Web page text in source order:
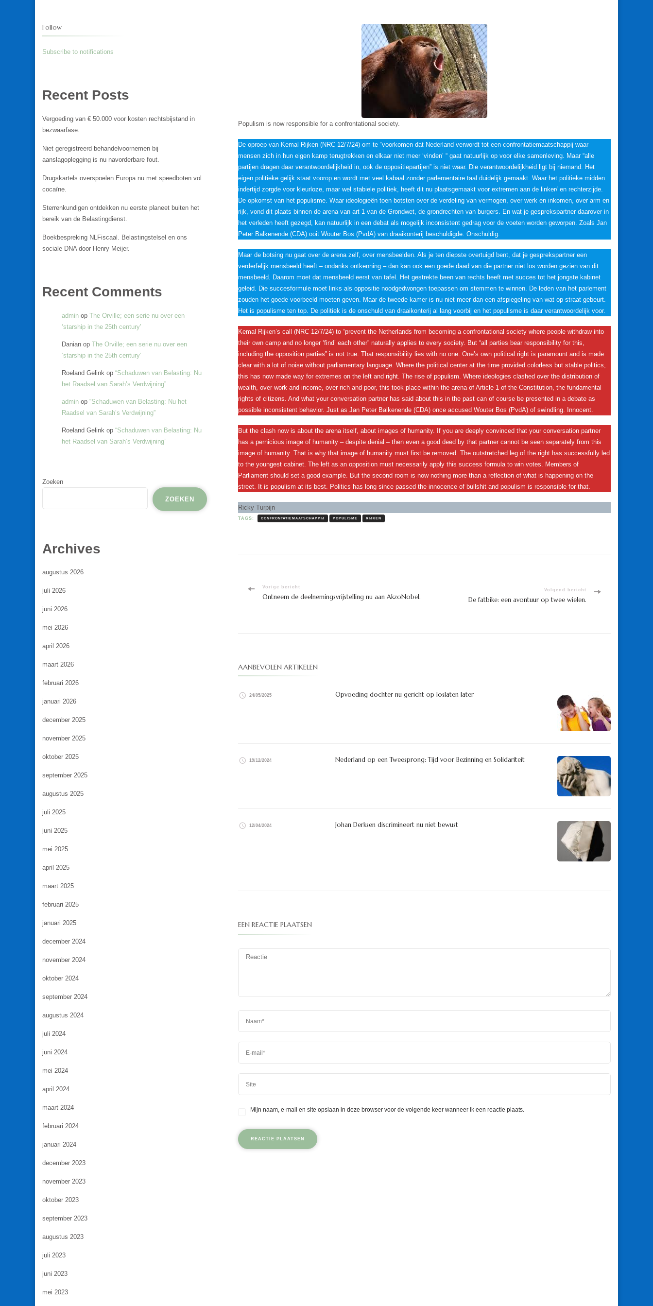
Populism is now responsible for a confrontational society.
De oproep van Kemal Rijken (NRC 12/7/24) om te “voorkomen dat Nederland verwordt tot een confrontatiemaatschappij waar
mensen zich in hun eigen kamp terugtrekken en elkaar niet meer ‘vinden’ “ gaat natuurlijk op voor elke samenleving. Maar “alle
partijen dragen daar verantwoordelijkheid in, ook de oppositiepartijen” is niet waar. Die verantwoordelijkheid ligt bij niemand. Het
eigen politieke gelijk staat voorop en wordt met veel kabaal zonder parlementaire taal duidelijk gemaakt. Waar het politieke midden
indertijd zorgde voor kleurloze, maar wel stabiele politiek, heeft dit nu plaatsgemaakt voor extremen aan de linker/ en rechterzijde.
De opkomst van het populisme. Waar ideologieën toen botsten over de verdeling van vermogen, over werk en inkomen, over arm en
rijk, vond dit plaats binnen de arena van art 1 van de Grondwet, de grondrechten van burgers. En wat je gesprekspartner daarover in
het verleden heeft gezegd, kan natuurlijk in een debat als mogelijk inconsistent gedrag voor de voeten worden geworpen. Zoals Jan
Peter Balkenende (CDA) ooit Wouter Bos (PvdA) van draaikonterij beschuldigde. Onschuldig.
Maar de botsing nu gaat over de arena zelf, over mensbeelden. Als je ten diepste overtuigd bent, dat je gesprekspartner een
verderfelijk mensbeeld heeft – ondanks ontkenning – dan kan ook een goede daad van die partner niet los worden gezien van dit
mensbeeld. Daarom moet dat mensbeeld eerst van tafel. Het gestrekte been van rechts heeft met succes tot het jongste kabinet
geleid. Die succesformule moet links als oppositie noodgedwongen toepassen om stemmen te winnen. De leden van het parlement
zouden het goede voorbeeld moeten geven. Maar de tweede kamer is nu niet meer dan een afspiegeling van wat op straat gebeurt.
Het is populisme ten top. De politiek is de onschuld van draaikonterij al lang voorbij en het populisme is daar verantwoordelijk voor.
Kemal Rijken’s call (NRC 12/7/24) to “prevent the Netherlands from becoming a confrontational society where people withdraw into
their own camp and no longer ‘find’ each other” naturally applies to every society. But “all parties bear responsibility for this,
including the opposition parties” is not true. That responsibility lies with no one. One’s own political right is paramount and is made
clear with a lot of noise without parliamentary language. Where the political center at the time provided colorless but stable politics,
this has now made way for extremes on the left and right. The rise of populism. Where ideologies clashed over the distribution of
wealth, over work and income, over rich and poor, this took place within the arena of Article 1 of the Constitution, the fundamental
rights of citizens. And what your conversation partner has said about this in the past can of course be presented in a debate as
possible inconsistent behavior. Just as Jan Peter Balkenende (CDA) once accused Wouter Bos (PvdA) of swindling. Innocent.
But the clash now is about the arena itself, about images of humanity. If you are deeply convinced that your conversation partner
has a pernicious image of humanity – despite denial – then even a good deed by that partner cannot be seen separately from this
image of humanity. That is why that image of humanity must first be removed. The outstretched leg of the right has successfully led
to the youngest cabinet. The left as an opposition must necessarily apply this success formula to win votes. Members of
Parliament should set a good example. But the second room is now nothing more than a reflection of what is happening on the
street. It is populism at its best. Politics has long since passed the innocence of bullshit and populism is responsible for that.
Ricky Turpijn
TAGS: CONFRONTATIEMAATSCHAPPIJ POPULISME RIJKEN
Bericht
Vorige bericht
Ontneem de deelnemingsvrijstelling nu aan AkzoNobel.
Volgend bericht
De fatbike: een avontuur op twee wielen.
AANBEVOLEN ARTIKELEN
24/05/2025 Opvoeding dochter nu gericht op loslaten later
19/12/2024 Nederland op een Tweesprong: Tijd voor Bezinning en Solidariteit
12/04/2024 Johan Derksen discrimineert nu niet bewust
EEN REACTIE PLAATSEN
Mijn naam, e-mail en site opslaan in deze browser voor de volgende keer wanneer ik een reactie plaats.
Follow
Subscribe to notifications
Recent Posts
Vergoeding van € 50.000 voor kosten rechtsbijstand in
bezwaarfase.
Niet geregistreerd behandelvoornemen bij
aanslagoplegging is nu navorderbare fout.
Drugskartels overspoelen Europa nu met speedboten vol
cocaïne.
Sterrenkundigen ontdekken nu eerste planeet buiten het
bereik van de Belastingdienst.
Boekbespreking NLFiscaal. Belastingstelsel en ons
sociale DNA door Henry Meijer.
Recent Comments
admin op The Orville; een serie nu over een
‘starship in the 25th century’
Danian op The Orville; een serie nu over een
‘starship in the 25th century’
Roeland Gelink op “Schaduwen van Belasting: Nu
het Raadsel van Sarah’s Verdwijning”
admin op “Schaduwen van Belasting: Nu het
Raadsel van Sarah’s Verdwijning”
Roeland Gelink op “Schaduwen van Belasting: Nu
het Raadsel van Sarah’s Verdwijning”
Zoeken
ZOEKEN
Archives
augustus 2026
juli 2026
juni 2026
mei 2026
april 2026
maart 2026
februari 2026
januari 2026
december 2025
november 2025
oktober 2025
september 2025
augustus 2025
juli 2025
juni 2025
mei 2025
april 2025
maart 2025
februari 2025
januari 2025
december 2024
november 2024
oktober 2024
september 2024
augustus 2024
juli 2024
juni 2024
mei 2024
april 2024
maart 2024
februari 2024
januari 2024
december 2023
november 2023
oktober 2023
september 2023
augustus 2023
juli 2023
juni 2023
mei 2023